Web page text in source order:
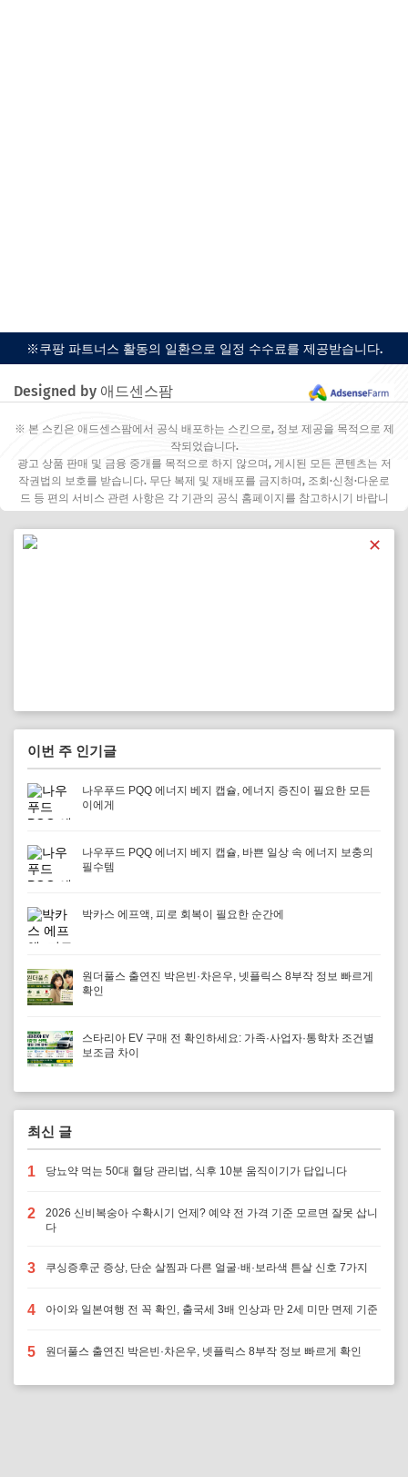
※쿠팡 파트너스 활동의 일환으로 일정 수수료를 제공받습니다.
Designed by 애드센스팜
※ 본 스킨은 애드센스팜에서 공식 배포하는 스킨으로, 정보 제공을 목적으로 제
작되었습니다.
광고 상품 판매 및 금융 중개를 목적으로 하지 않으며, 게시된 모든 콘텐츠는 저
작권법의 보호를 받습니다. 무단 복제 및 재배포를 금지하며, 조회·신청·다운로
드 등 편의 서비스 관련 사항은 각 기관의 공식 홈페이지를 참고하시기 바랍니
✕
이번 주 인기글
나우푸드 PQQ 에너지 베지 캡슐, 에너지 증진이 필요한 모든
이에게
나우푸드 PQQ 에너지 베지 캡슐, 바쁜 일상 속 에너지 보충의
필수템
박카스 에프액, 피로 회복이 필요한 순간에
원더풀스 출연진 박은빈·차은우, 넷플릭스 8부작 정보 빠르게
확인
스타리아 EV 구매 전 확인하세요: 가족·사업자·통학차 조건별
보조금 차이
최신 글
1 당뇨약 먹는 50대 혈당 관리법, 식후 10분 움직이기가 답입니다
2
2026 신비복숭아 수확시기 언제? 예약 전 가격 기준 모르면 잘못 삽니
다
3 쿠싱증후군 증상, 단순 살찜과 다른 얼굴·배·보라색 튼살 신호 7가지
4 아이와 일본여행 전 꼭 확인, 출국세 3배 인상과 만 2세 미만 면제 기준
5 원더풀스 출연진 박은빈·차은우, 넷플릭스 8부작 정보 빠르게 확인